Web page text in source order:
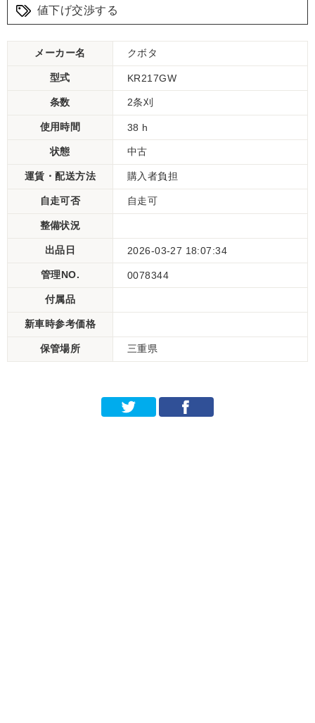
値下げ交渉する
メーカー名 クボタ
型式 KR217GW
条数 2条刈
使用時間 38 h
状態 中古
運賃・配送方法 購入者負担
自走可否 自走可
整備状況
出品日 2026-03-27 18:07:34
管理NO. 0078344
付属品
新車時参考価格
保管場所 三重県